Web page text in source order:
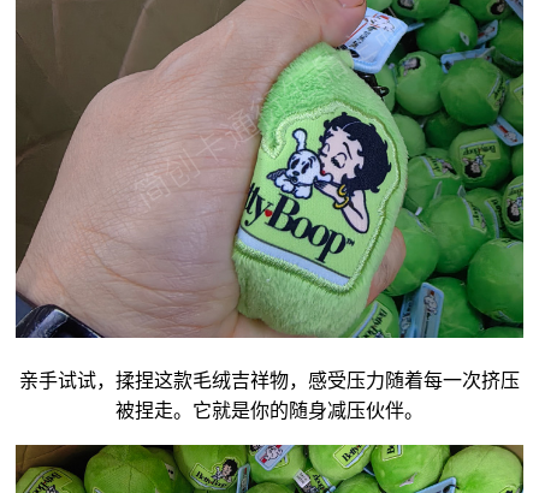
亲手试试，揉捏这款毛绒吉祥物，感受压力随着每一次挤压
被捏走。它就是你的随身减压伙伴。